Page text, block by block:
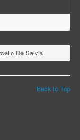
De Salvia
Back to Top